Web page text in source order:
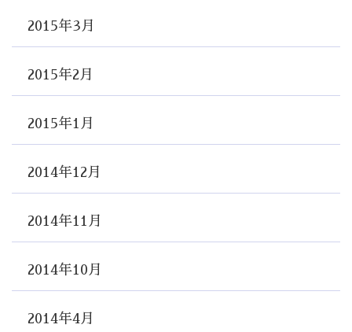
2015年3月
2015年2月
2015年1月
2014年12月
2014年11月
2014年10月
2014年4月